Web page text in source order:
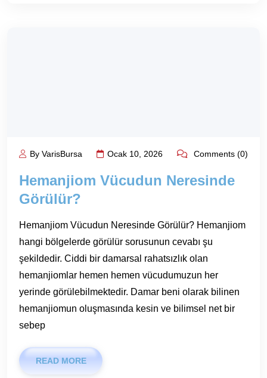
By VarisBursa Ocak 10, 2026 Comments (0)
Hemanjiom Vücudun Neresinde
Görülür?
Hemanjiom Vücudun Neresinde Görülür? Hemanjiom
hangi bölgelerde görülür sorusunun cevabı şu
şekildedir. Ciddi bir damarsal rahatsızlık olan
hemanjiomlar hemen hemen vücudumuzun her
yerinde görülebilmektedir. Damar beni olarak bilinen
hemanjiomun oluşmasında kesin ve bilimsel net bir
sebep
READ MORE